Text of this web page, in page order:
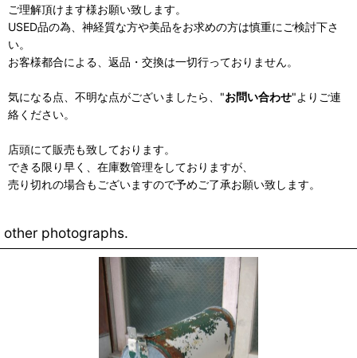
ご理解頂けます様お願い致します。
USED品の為、神経質な方や美品をお求めの方は慎重にご検討下さ
い。
お客様都合による、返品・交換は一切行っておりません。
気になる点、不明な点がございましたら、"お問い合わせ"よりご連
絡ください。
店頭にて販売も致しております。
できる限り早く、在庫数管理をしておりますが、
売り切れの場合もございますので予めご了承お願い致します。
other photographs.